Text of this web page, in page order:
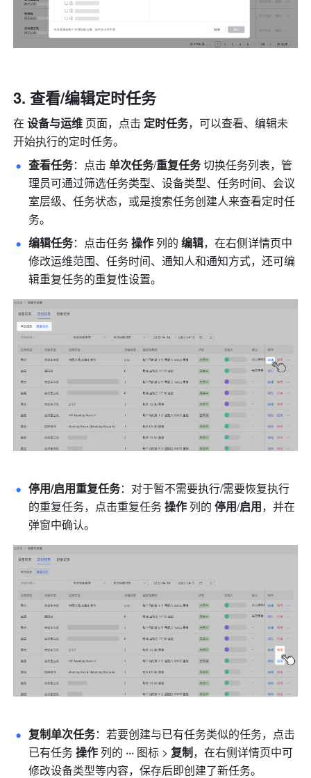
查看/编辑定时任务
在 设备与运维 页面，点击 定时任务，可以查看、编辑未
开始执行的定时任务。
查看任务：点击 单次任务/重复任务 切换任务列表，管
理员可通过筛选任务类型、设备类型、任务时间、会议
室层级、任务状态，或是搜索任务创建人来查看定时任
务。
编辑任务：点击任务 操作 列的 编辑，在右侧详情页中
修改运维范围、任务时间、通知人和通知方式，还可编
辑重复任务的重复性设置。
停用/启用重复任务：对于暂不需要执行/需要恢复执行
的重复任务，点击重复任务 操作 列的 停用/启用，并在
弹窗中确认。
复制单次任务：若要创建与已有任务类似的任务，点击
已有任务 操作 列的 ··· 图标 > 复制，在右侧详情页中可
修改设备类型等内容，保存后即创建了新任务。